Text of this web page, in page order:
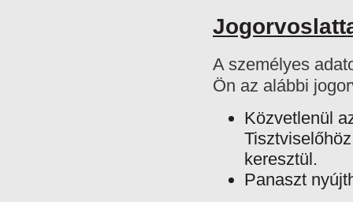
A személyes
Ön az alábbi
Közvetlenül
keresztül.
Panaszt